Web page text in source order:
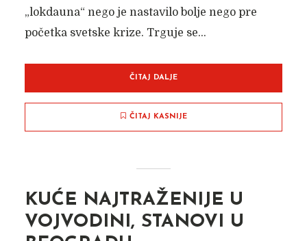
„lokdauna“ nego je nastavilo bolje nego pre
početka svetske krize. Trguje se...
ČITAJ DALJE
ČITAJ KASNIJE
KUĆE NAJTRAŽENIJE U
VOJVODINI, STANOVI U